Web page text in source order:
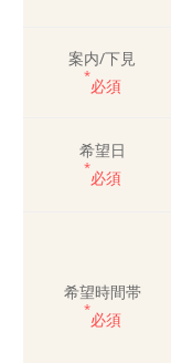
案内/下見
*
必須
希望日
*
必須
希望時間帯
*
必須